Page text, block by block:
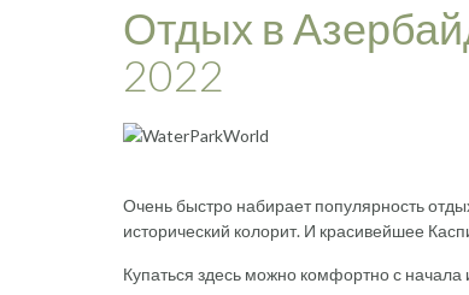
Отдых в
2022
Очень быстро набирает популярность
исторический колорит. И красивейшее
Купаться здесь можно комфортно с